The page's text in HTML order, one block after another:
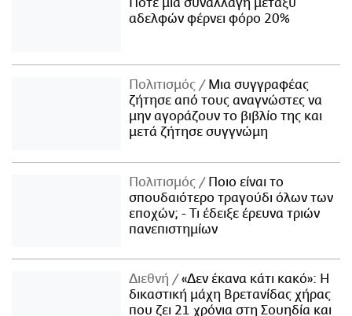
Πότε μία συναλλαγή μεταξύ
αδελφών φέρνει φόρο 20%
Πολιτισμός
Μια συγγραφέας
ζήτησε από τους αναγνώστες να
μην αγοράζουν το βιβλίο της και
μετά ζήτησε συγγνώμη
Πολιτισμός
Ποιο είναι το
σπουδαιότερο τραγούδι όλων των
εποχών; - Τι έδειξε έρευνα τριών
πανεπιστημίων
Διεθνή
«Δεν έκανα κάτι κακό»: Η
δικαστική μάχη Βρετανίδας χήρας
που ζει 21 χρόνια στη Σουηδία και